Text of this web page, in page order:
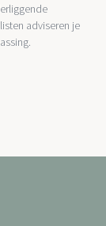
adviseren je